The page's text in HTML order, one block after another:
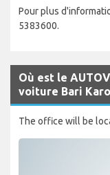
Pour plus
5383600.
Où est le
voiture Bari
The office will be